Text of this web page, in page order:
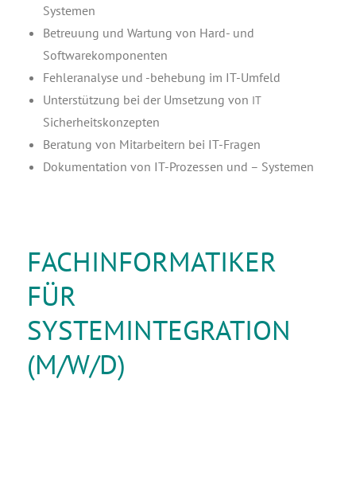
Systemen
Betreu­ung und War­tung von Hard- und
Softwarekomponenten
Feh­ler­ana­ly­se und ‑behe­bung im IT-Umfeld
Unter­stüt­zung bei der Umset­zung von IT
Sicherheitskonzepten
Bera­tung von Mit­ar­bei­tern bei IT-Fragen
Doku­men­ta­ti­on von IT-Pro­zes­sen und – Systemen
FACHINFORMATIKER
FÜR
SYSTEMINTEGRATION
(M/W/D)